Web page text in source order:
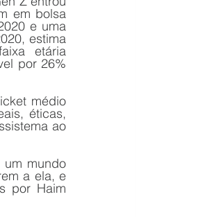
em bolsa
e uma
estima
etária
por 26%
médio
éticas,
ao
mundo
a ela, e
por Haim